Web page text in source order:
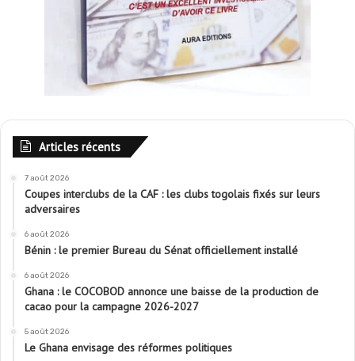
Articles récents
7 août 2026
Coupes interclubs de la CAF : les clubs togolais fixés sur leurs
adversaires
6 août 2026
Bénin : le premier Bureau du Sénat officiellement installé
6 août 2026
Ghana : le COCOBOD annonce une baisse de la production de
cacao pour la campagne 2026-2027
5 août 2026
Le Ghana envisage des réformes politiques